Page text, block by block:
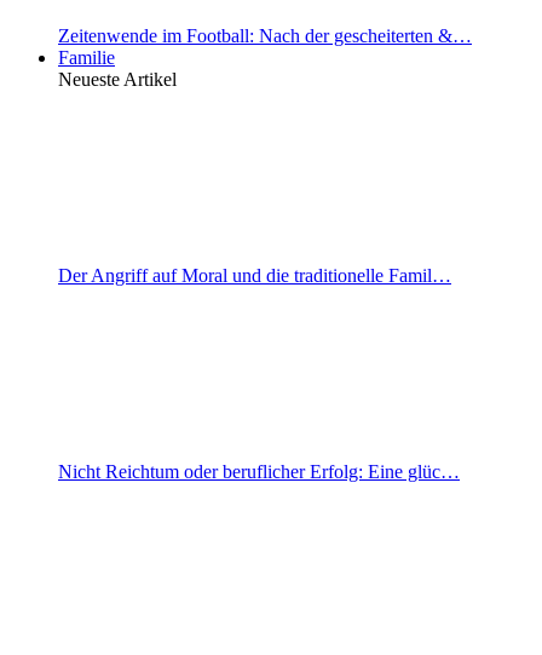
Zeitenwende im Football: Nach der gescheiterten &…
Familie
Neueste Artikel
Der Angriff auf Moral und die traditionelle Famil…
Nicht Reichtum oder beruflicher Erfolg: Eine glüc…